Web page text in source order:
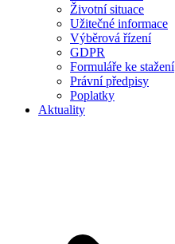
Životní situace
Užitečné informace
Výběrová řízení
GDPR
Formuláře ke stažení
Právní předpisy
Poplatky
Aktuality